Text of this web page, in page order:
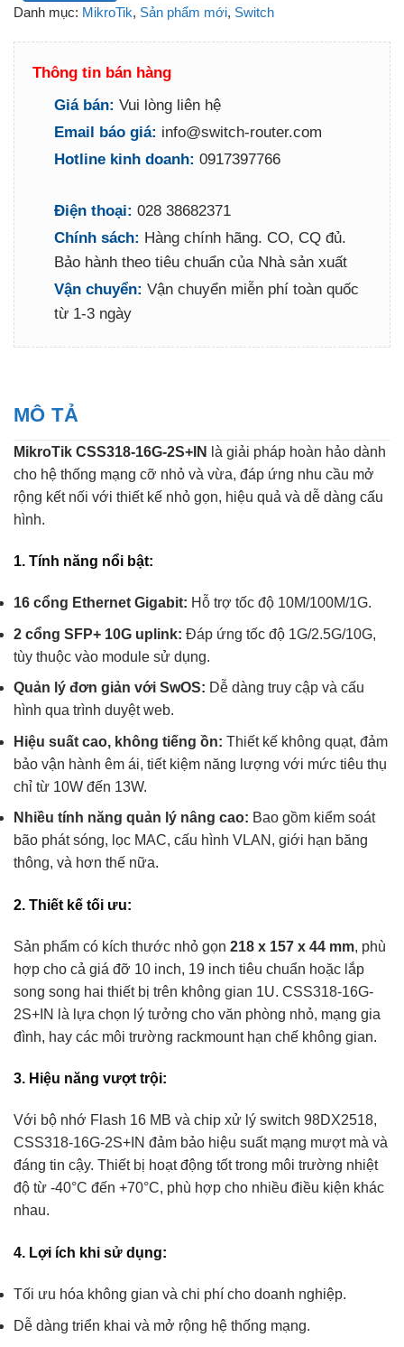
Danh mục: MikroTik, Sản phẩm mới, Switch
Thông tin bán hàng
Giá bán: Vui lòng liên hệ
Email báo giá: info@switch-router.com
Hotline kinh doanh: 0917397766
Điện thoại: 028 38682371
Chính sách: Hàng chính hãng. CO, CQ đủ.
Bảo hành theo tiêu chuẩn của Nhà sản xuất
Vận chuyển: Vận chuyển miễn phí toàn quốc
từ 1-3 ngày
MÔ TẢ
MikroTik CSS318-16G-2S+IN
là giải pháp hoàn hảo dành
cho hệ thống mạng cỡ nhỏ và vừa, đáp ứng nhu cầu mở
rộng kết nối với thiết kế nhỏ gọn, hiệu quả và dễ dàng cấu
hình.
1. Tính năng nổi bật:
16 cổng Ethernet Gigabit: Hỗ trợ tốc độ 10M/100M/1G.
2 cổng SFP+ 10G uplink: Đáp ứng tốc độ 1G/2.5G/10G,
tùy thuộc vào module sử dụng.
Quản lý đơn giản với SwOS: Dễ dàng truy cập và cấu
hình qua trình duyệt web.
Hiệu suất cao, không tiếng ồn: Thiết kế không quạt, đảm
bảo vận hành êm ái, tiết kiệm năng lượng với mức tiêu thụ
chỉ từ 10W đến 13W.
Nhiều tính năng quản lý nâng cao: Bao gồm kiểm soát
bão phát sóng, lọc MAC, cấu hình VLAN, giới hạn băng
thông, và hơn thế nữa.
2. Thiết kế tối ưu:
Sản phẩm có kích thước nhỏ gọn 218 x 157 x 44 mm, phù
hợp cho cả giá đỡ 10 inch, 19 inch tiêu chuẩn hoặc lắp
song song hai thiết bị trên không gian 1U. CSS318-16G-
2S+IN là lựa chọn lý tưởng cho văn phòng nhỏ, mạng gia
đình, hay các môi trường rackmount hạn chế không gian.
3. Hiệu năng vượt trội:
Với bộ nhớ Flash 16 MB và chip xử lý switch 98DX2518,
CSS318-16G-2S+IN đảm bảo hiệu suất mạng mượt mà và
đáng tin cậy. Thiết bị hoạt động tốt trong môi trường nhiệt
độ từ -40°C đến +70°C, phù hợp cho nhiều điều kiện khác
nhau.
4. Lợi ích khi sử dụng:
Tối ưu hóa không gian và chi phí cho doanh nghiệp.
Dễ dàng triển khai và mở rộng hệ thống mạng.